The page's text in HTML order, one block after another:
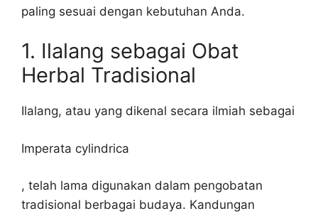
paling sesuai dengan kebutuhan Anda.
1. Ilalang sebagai Obat
Herbal Tradisional
Ilalang, atau yang dikenal secara ilmiah sebagai
Imperata cylindrica
, telah lama digunakan dalam pengobatan
tradisional berbagai budaya. Kandungan